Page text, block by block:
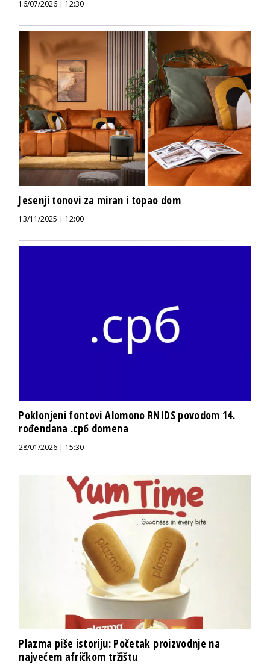
16/07/2026 | 12:30
Jesenji tonovi za miran i topao dom
13/11/2025 | 12:00
Poklonjeni fontovi Alomono RNIDS povodom 14.
rođendana .срб domena
28/01/2026 | 15:30
Plazma piše istoriju: Početak proizvodnje na
najvećem afričkom tržištu